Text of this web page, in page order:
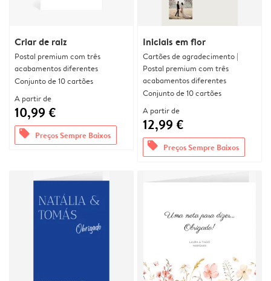
Criar de raiz
Postal premium com três
acabamentos diferentes
Conjunto de 10 cartões
A partir de
10,99 €
offers Preços Sempre Baixos
Iniciais em flor
Cartões de agradecimento |
Postal premium com três
acabamentos diferentes
Conjunto de 10 cartões
A partir de
12,99 €
offers Preços Sempre Baixos